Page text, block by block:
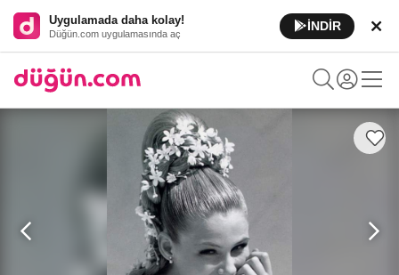
Uygulamada daha kolay!
Düğün.com uygulamasında aç
İNDİR